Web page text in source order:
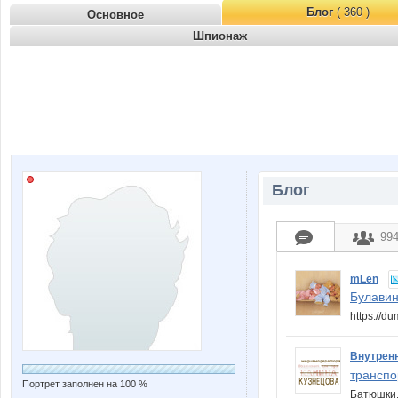
Основное Блог( 360 )
Шпионаж
Портрет заполнен на 100 %
Блог
994
mLen
https://